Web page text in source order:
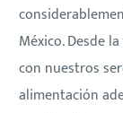
México. Desde
con nuestros
alimentación